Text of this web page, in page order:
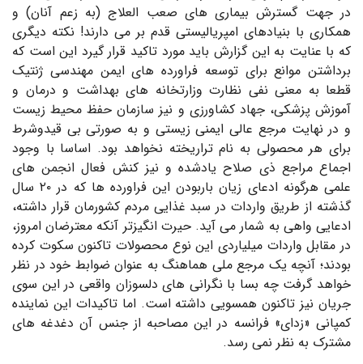
در جهت گسترش بیماری های صعب العلاج (به زعم آنان) و
همکاری با بنیادهای امپریالیستی قدم بر می دارند! نکته دیگری
که با عنایت به این گزارش باید مورد تاکید قرار گیرد این است که
برداشتن موانع برای توسعه فراورده های ایمن مهندسی ژنتیک
قطعا به معنی نفی نظارت وزارتخانه های بهداشت و درمان و
آموزش پزشکی، جهاد کشاورزی و نیز سازمان حفظ محیط زیست
و در نهایت مرجع عالی ایمنی زیستی و به صورتی بی قیدوشرط
برای هر محصولی به نام تراریخته نخواهد بود. اساسا با وجود
اجماع مراجع ذی صلاح یادشده و نیز کنش فعال انجمن های
علمی هرگونه ادعای زیان باربودن این فراورده ها که در ۲۰ سال
گذشته از طریق واردات در سبد غذایی مردم کشورمان قرار داشته،
ادعایی واهی به شمار می آید. حیرت انگیزتر آنکه معترضان امروز،
در مقابل واردات میلیاردی این نوع محصولات تاکنون سکوت کرده
بودند؛ آنچه یک مرجع ملی هماهنگ به عنوان ضوابط خود در نظر
خواهد گرفت چه بسا با نگرانی های دلسوزان واقعی در این سوی
جریان نیز تاکنون همسویی داشته است. اما تاکیدات این نماینده
کمپانی «زدای» فرانسه در این مصاحبه از جنس آن دغدغه های
مشترک به نظر نمی رسد.